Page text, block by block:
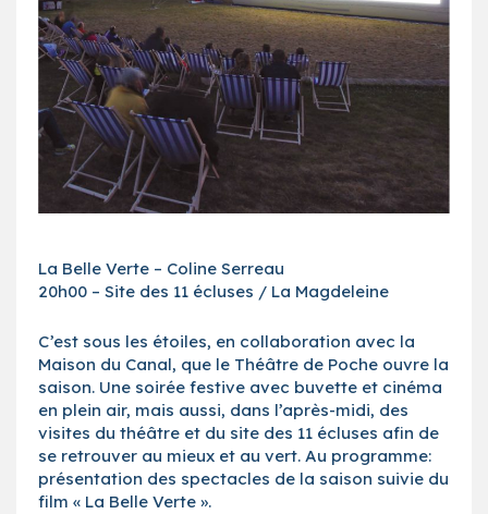
La Belle Verte – Coline Serreau
20h00 – Site des 11 écluses / La Magdeleine
C’est sous les étoiles, en collaboration avec la
Maison du Canal, que le Théâtre de Poche ouvre la
saison. Une soirée festive avec buvette et cinéma
en plein air, mais aussi, dans l’après-midi, des
visites du théâtre et du site des 11 écluses afin de
se retrouver au mieux et au vert. Au programme:
présentation des spectacles de la saison suivie du
film « La Belle Verte ».